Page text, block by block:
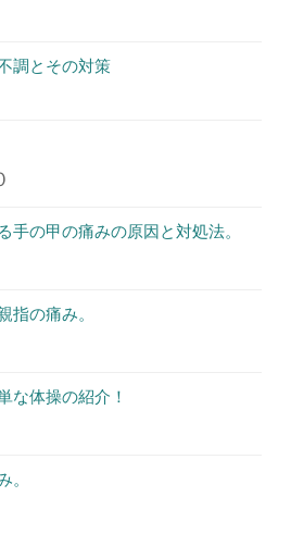
調とその対策
手の甲の痛みの原因と対処法。
指の痛み。
な体操の紹介！